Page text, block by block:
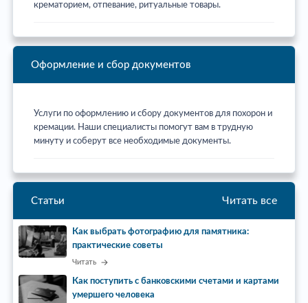
крематорием, отпевание, ритуальные товары.
Оформление и сбор документов
Услуги по оформлению и сбору документов для похорон и
кремации. Наши специалисты помогут вам в трудную
минуту и соберут все необходимые документы.
Статьи Читать все
Как выбрать фотографию для памятника:
практические советы
Читать
Как поступить с банковскими счетами и картами
умершего человека